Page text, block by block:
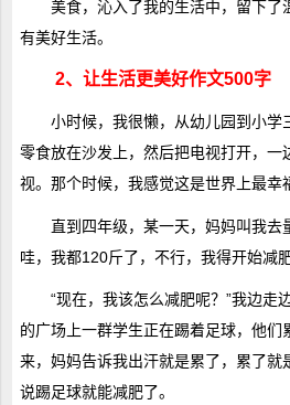
美食，沁入了我的生活中，留下了
有美好生活。
2、让生活更美好作文500字
小时候，我很懒，从幼儿园到小学
零食放在沙发上，然后把电视打开，一
视。那个时候，我感觉这是世界上最幸
直到四年级，某一天，妈妈叫我去
哇，我都120斤了，不行，我得开始减肥
“现在，我该怎么减肥呢？”我边走
的广场上一群学生正在踢着足球，他们
来，妈妈告诉我出汗就是累了，累了就
说踢足球就能减肥了。